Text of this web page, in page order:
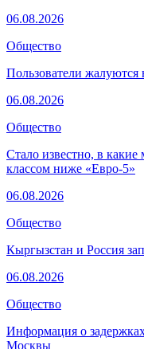
06.08.2026
Общество
Пользователи
06.08.2026
Общество
Стало известно, в
классом ниже «Евро-5»
06.08.2026
Общество
Кыргызстан и Россия
06.08.2026
Общество
Информация о
Москвы